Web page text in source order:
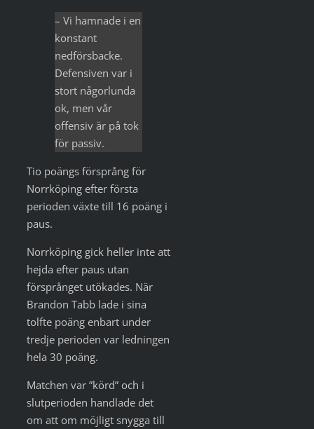
– Vi hamnade i en
konstant
nedförsbacke.
Defensiven var i
stort någorlunda
ok, men vår
offensiv är på tok
för passiv.
Tio poängs försprång för
Norrköping efter första
perioden växte till 16 poäng i
paus.
Norrköping gick heller inte att
hejda efter paus utan
försprånget utökades. När
Brandon Tabb lade i sina
tolfte poäng enbart under
tredje perioden var ledningen
hela 30 poäng.
Matchen var ”körd” och i
slutperioden handlade det
om att om möjligt snygga till